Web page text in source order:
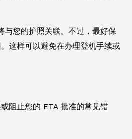
与您的护照关联。不过，最好保
这样可以避免在办理登机手续或
阻止您的 ETA 批准的常见错